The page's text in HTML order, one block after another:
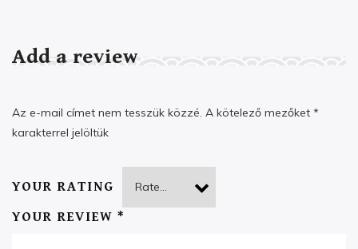
Add a review
Az e-mail címet nem tesszük közzé. A kötelező mezőket *
karakterrel jelöltük
YOUR RATING
YOUR REVIEW *